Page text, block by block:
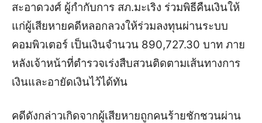
สะอาดวงศ์ ผู้กำกับการ สภ.มะเริง ร่วมพิธีคืนเงินให้
แก่ผู้เสียหายคดีหลอกลวงให้ร่วมลงทุนผ่านระบบ
คอมพิวเตอร์ เป็นเงินจำนวน 890,727.30 บาท ภาย
หลังเจ้าหน้าที่ตำรวจเร่งสืบสวนติดตามเส้นทางการ
เงินและอายัดเงินไว้ได้ทัน
คดีดังกล่าวเกิดจากผู้เสียหายถูกคนร้ายชักชวนผ่าน